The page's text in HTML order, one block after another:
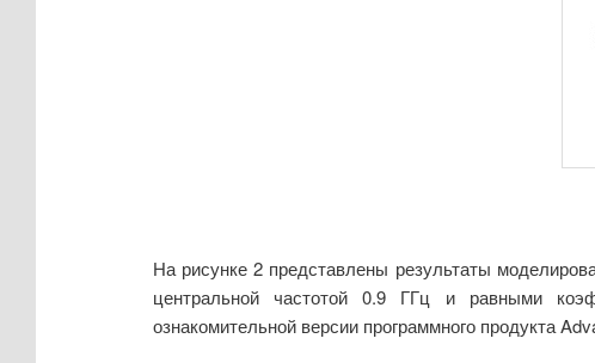
На рисунке 2 представлены результаты
центральной частотой 0.9 ГГц и равными
ознакомительной версии программного продукта